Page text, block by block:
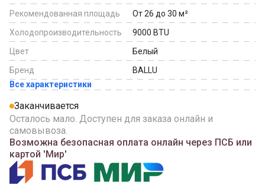
Рекомендованная площадь От 26 до 30 м²
Холодопроизводительность
9000 BTU
Цвет
Белый
Бренд
BALLU
Все характеристики
Заканчивается
Осталось мало. Доступен для заказа онлайн и
самовывоза.
Возможна безопасная оплата онлайн через ПСБ или
картой 'Мир'